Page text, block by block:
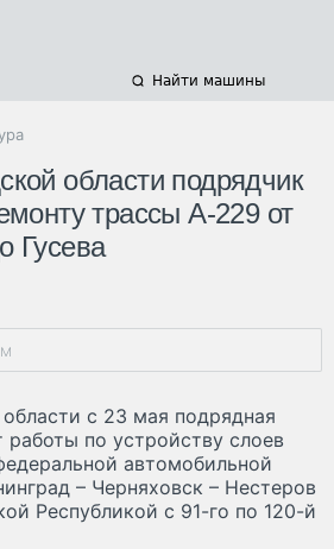
Найти машины
области подрядчик
трассы А-229 от
Гусева
с 23 мая подрядная
работы по устройству слоев
автомобильной
– Черняховск – Нестеров
Республикой с 91-го по 120-й